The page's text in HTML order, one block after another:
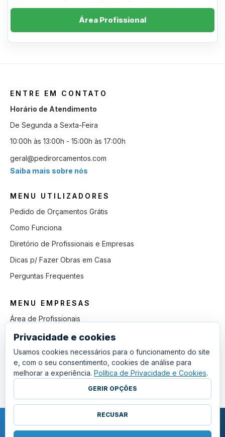
Área Profissional
ENTRE EM CONTATO
Horário de Atendimento
De Segunda a Sexta-Feira
10:00h às 13:00h - 15:00h às 17:00h
geral@pedirorcamentos.com
Saiba mais sobre nós
MENU UTILIZADORES
Pedido de Orçamentos Grátis
Como Funciona
Diretório de Profissionais e Empresas
Dicas p/ Fazer Obras em Casa
Perguntas Frequentes
MENU EMPRESAS
Área de Profissionais
Como Funciona
Lista de Pedidos em Aberto
Como Ganhar mais Obras
Perguntas Frequentes
COPYRIGHT © 2011 - 2026 SGSI. TODOS OS DIREITOS RESERVADOS.
Privacidade e cookies
Usamos cookies necessários para o funcionamento do site
e, com o seu consentimento, cookies de análise para
melhorar a experiência. Política de Privacidade e Cookies.
GERIR OPÇÕES
RECUSAR